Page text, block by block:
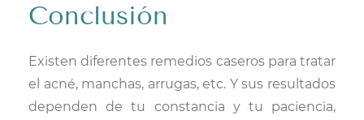
Conclusión
Existen diferentes remedios caseros para tratar
el acné, manchas, arrugas, etc. Y sus resultados
dependen de tu constancia y tu paciencia,